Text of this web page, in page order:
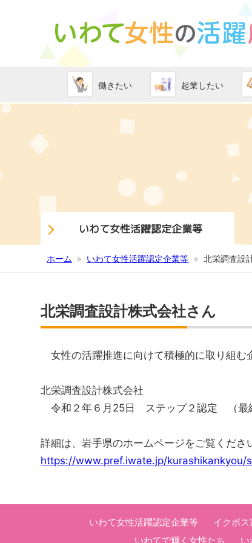
働きたい 起業したい
いわて女性活躍認定企業等
ホーム いわて女性活躍認定企業等 北栄調査設
北栄調査設計株式会社さん
女性の活躍推進に向けて積極的に取り組む
北栄調査設計株式会社
令和２年６月25日 ステップ２認定 （最
詳細は、岩手県のホームページをご覧くださ
https://www.pref.iwate.jp/
いわて女性活躍認定企業等 イクボ
いわてで輝く女性たち